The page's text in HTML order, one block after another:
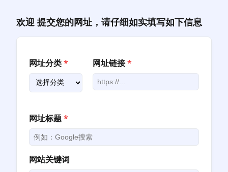
欢迎 提交您的网址，请仔细如实填写如下信息
网址分类* 网址链接*
网址标题*
网站关键词